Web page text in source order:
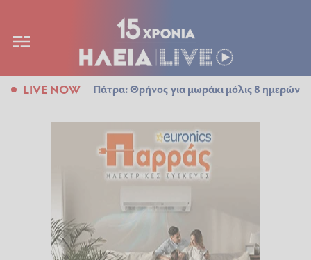
LIVE NOW Πάτρα: Θρήνος για μωράκι μόλις 8 ημερών